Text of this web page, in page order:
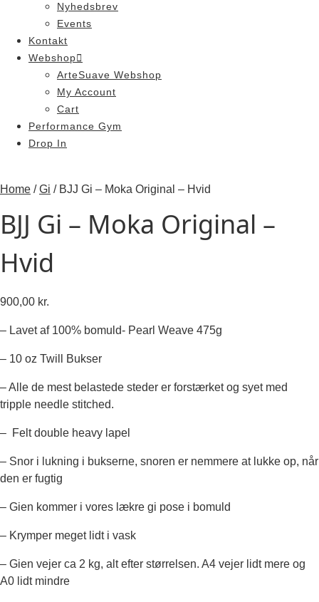
Nyhedsbrev
Events
Kontakt
Webshop
ArteSuave Webshop
My Account
Cart
Performance Gym
Drop In
Home /Gi / BJJ Gi – Moka Original – Hvid
BJJ Gi – Moka Original –
Hvid
900,00 kr.
– Lavet af 100% bomuld- Pearl Weave 475g
– 10 oz Twill Bukser
– Alle de mest belastede steder er forstærket og syet med
tripple needle stitched.
– Felt double heavy lapel
– Snor i lukning i bukserne, snoren er nemmere at lukke op, når
den er fugtig
– Gien kommer i vores lækre gi pose i bomuld
– Krymper meget lidt i vask
– Gien vejer ca 2 kg, alt efter størrelsen. A4 vejer lidt mere og
A0 lidt mindre